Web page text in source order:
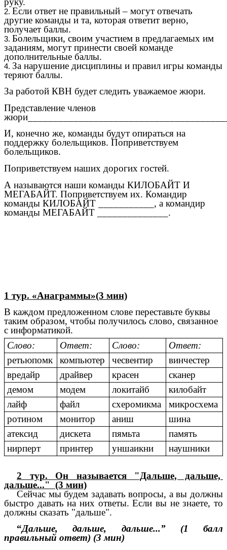
Если ответ не правильный – могут отвечать
другие команды и та, которая ответит верно,
получает баллы.
Болельщики, своим участием в предлагаемых им
заданиям, могут принести своей команде
дополнительные баллы.
За нарушение дисциплины и правил игры команды
теряют баллы.
За работой КВН будет следить уважаемое жюри.
Представление членов
И, конечно же, команды будут опираться на
поддержку болельщиков. Поприветствуем
болельщиков.
Поприветствуем наших дорогих гостей.
А называются наши команды КИЛОБАЙТ И
МЕГАБАЙТ. Поприветствуем их. Командир
команды КИЛОБАЙТ ___________, а командир
команды МЕГАБАЙТ ______________.
1 тур. «Анаграммы»(3 мин)
В каждом предложенном слове переставьте буквы
таким образом, чтобы получилось слово, связанное
с информатикой.
Слово:
Ответ: Слово:
Ответ:
ретьюпомк
компьютер чесвентир
винчестер
вредайр
драйвер красен
сканер
демом
модем локитайб
килобайт
лайф
файл схеромикма
микросхема
ротином
монитор аниш
шина
атексид
дискета пямьта
память
нирперт
принтер уншаикни наушники
2 тур. Он называется "Дальше, дальше,
дальше..." (3 мин)
Сейчас мы будем задавать вопросы, а вы должны
быстро давать на них ответы. Если вы не знаете, то
должны сказать "дальше".
“Дальше, дальше, дальше...” (1 балл
правильный ответ) (3 мин)